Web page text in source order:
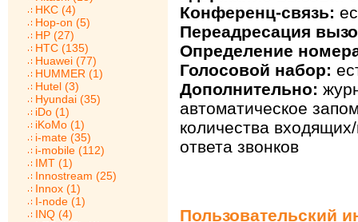
HKC (4)
Hop-on (5)
HP (27)
HTC (135)
Huawei (77)
HUMMER (1)
Hutel (3)
Hyundai (35)
iDo (1)
iKoMo (1)
i-mate (35)
i-mobile (112)
IMT (1)
Innostream (25)
Innox (1)
I-node (1)
INQ (4)
Конференц-связь:
Переадресация
Определение
Голосовой набор:
Дополнительно:
автоматическое
количества
ответа звонков
Пользовательский